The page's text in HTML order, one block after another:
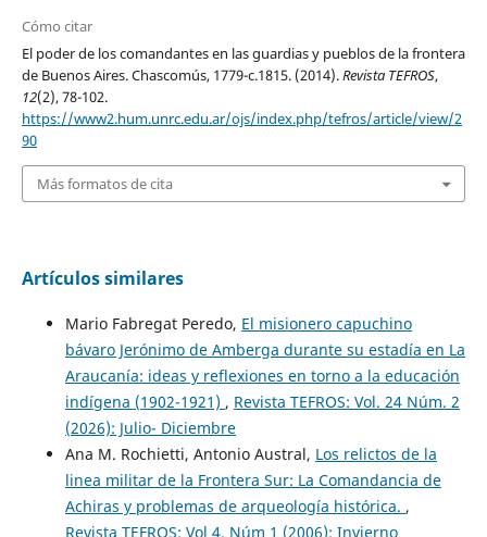
Cómo citar
El poder de los comandantes en las guardias y pueblos de la frontera
de Buenos Aires. Chascomús, 1779-c.1815. (2014).Revista TEFROS,
12(2), 78-102.
https://www2.hum.unrc.edu.ar/ojs/index.php/tefros/article/view/2
90
Más formatos de cita
Artículos similares
Mario Fabregat Peredo, El misionero capuchino
bávaro Jerónimo de Amberga durante su estadía en La
Araucanía: ideas y reflexiones en torno a la educación
indígena (1902-1921) , Revista TEFROS: Vol. 24 Núm. 2
(2026): Julio- Diciembre
Ana M. Rochietti, Antonio Austral, Los relictos de la
linea militar de la Frontera Sur: La Comandancia de
Achiras y problemas de arqueología histórica. ,
Revista TEFROS: Vol 4, Núm 1 (2006): Invierno